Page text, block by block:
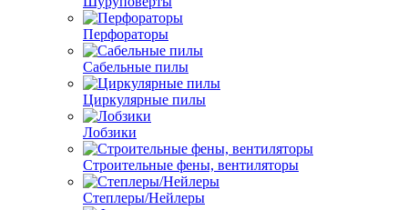
Перфораторы
Сабельные пилы
Циркулярные пилы
Лобзики
Строительные фены, вентиляторы
Степлеры/Нейлеры